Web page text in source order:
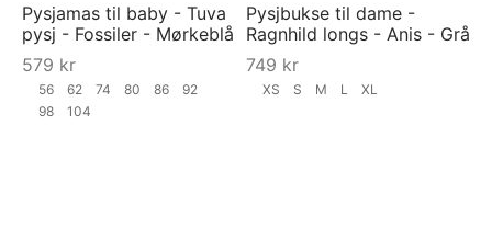
Pysjamas til baby - Tuva
pysj - Fossiler - Mørkeblå
579 kr
56 62 74 80 86
92
98
104
Pysjbukse til dame -
Ragnhild longs - Anis - Grå
749 kr
XS S M L XL